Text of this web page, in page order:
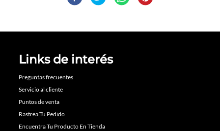
Links de interés
Preguntas frecuentes
Servicio al cliente
Puntos de venta
Rastrea Tu Pedido
Encuentra Tu Producto En Tienda